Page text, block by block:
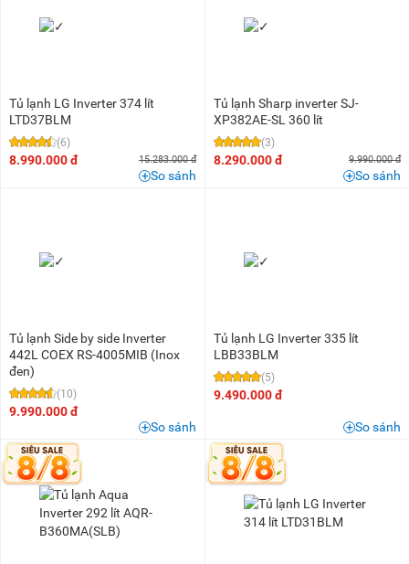
Tủ lạnh LG Inverter 374 lít
LTD37BLM
(6)
8.990.000 đ 15.283.000 đ
So sánh
Tủ lạnh Sharp inverter SJ-
XP382AE-SL 360 lít
(3)
8.290.000 đ 9.990.000 đ
So sánh
Tủ lạnh Side by side Inverter
442L COEX RS-4005MIB (Inox
đen)
(10)
9.990.000 đ
So sánh
Tủ lạnh LG Inverter 335 lít
LBB33BLM
(5)
9.490.000 đ
So sánh